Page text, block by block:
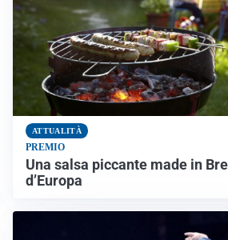
ATTUALITÀ
PREMIO
Una salsa piccante made in
d’Europa